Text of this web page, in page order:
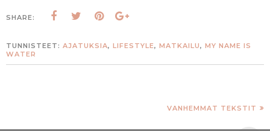
SHARE:
TUNNISTEET: AJATUKSIA, LIFESTYLE, MATKAILU, MY NAME IS
WATER
VANHEMMAT TEKSTIT